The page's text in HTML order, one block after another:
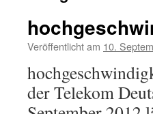
Veröffentlicht am 10.
der Telekom